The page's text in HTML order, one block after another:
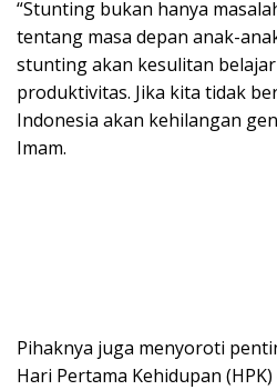
“Stunting bukan hanya
tentang masa depan anak-
stunting akan kesulitan
produktivitas. Jika kita tidak
Indonesia akan kehilangan
Imam.
Pihaknya juga menyoroti
Hari Pertama Kehidupan